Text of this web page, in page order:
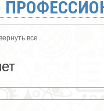
все